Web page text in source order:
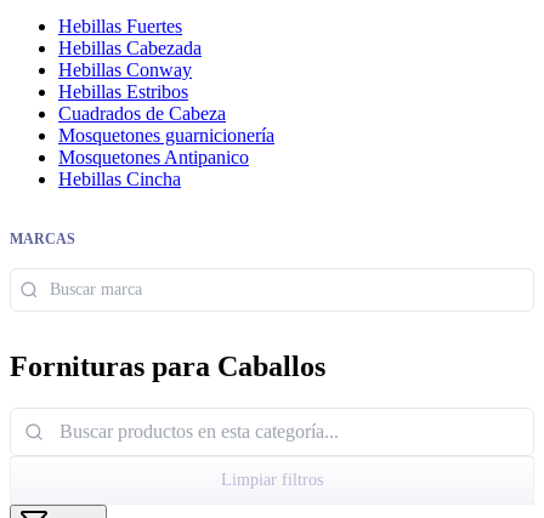
Hebillas Fuertes
Hebillas Cabezada
Hebillas Conway
Hebillas Estribos
Cuadrados de Cabeza
Mosquetones guarnicionería
Mosquetones Antipanico
Hebillas Cincha
MARCAS
Fornituras para Caballos
Limpiar filtros